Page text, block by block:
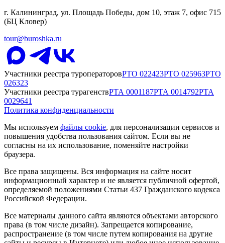
г. Калининград, ул. Площадь Победы, дом 10, этаж 7, офис 715
(БЦ Кловер)
tour@buroshka.ru
Участники реестра туроператоровРТО 022423РТО 025963РТО
026323
Участники реестра турагенствРТА 0001187РТА 0014792РТА
0029641
Политика конфиденциальности
Мы используем файлы cookie, для персонализации сервисов и
повышения удобства пользования сайтом. Если вы не
согласны на их использование, поменяйте настройки
браузера.
Все права защищены. Вся информация на сайте носит
информационный характер и не является публичной офертой,
определяемой положениями Статьи 437 Гражданского кодекса
Российской Федерации.
Все материалы данного сайта являются объектами авторского
права (в том числе дизайн). Запрещается копирование,
распространение (в том числе путем копирования на другие